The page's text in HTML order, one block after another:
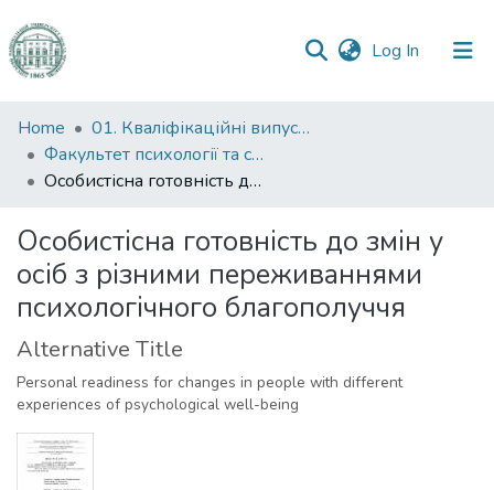
Log In (current)
Communities
&
Collections
Statistics
Home
01. Кваліфікаційні випускні роботи здобувачів вищої освіти
Факультет психології та соціальної роботи
Особистісна готовність до змін у осіб з різними переживаннями психологічного благополуччя
Особистісна готовність до змін у
осіб з різними переживаннями
психологічного благополуччя
Alternative Title
Personal readiness for changes in people with different
experiences of psychological well-being